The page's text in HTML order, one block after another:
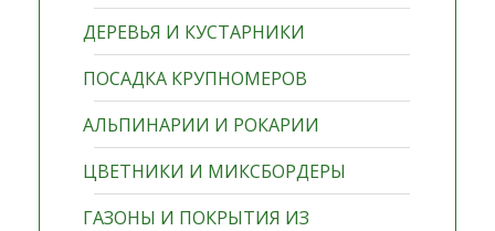
ДЕРЕВЬЯ И КУСТАРНИКИ
ПОСАДКА КРУПНОМЕРОВ
АЛЬПИНАРИИ И РОКАРИИ
ЦВЕТНИКИ И МИКСБОРДЕРЫ
ГАЗОНЫ И ПОКРЫТИЯ ИЗ